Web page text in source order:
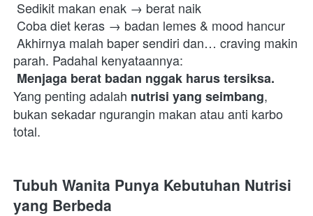
parah. Padahal kenyataannya:
Menjaga berat badan nggak harus tersiksa.
Yang penting adalah nutrisi yang seimbang,
bukan sekadar ngurangin makan atau anti karbo
total.
Tubuh Wanita Punya Kebutuhan Nutrisi
yang Berbeda